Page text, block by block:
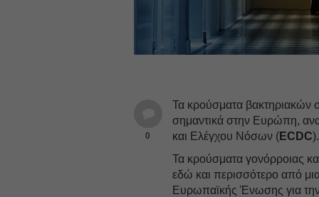
0
Τα κρούσματα βακτηριακών
σημαντικά στην Ευρώπη,
και Ελέγχου Νόσων (ECDC).
Τα κρούσματα γονόρροιας
εδώ και περισσότερο από
Ευρωπαϊκής Ένωσης για την